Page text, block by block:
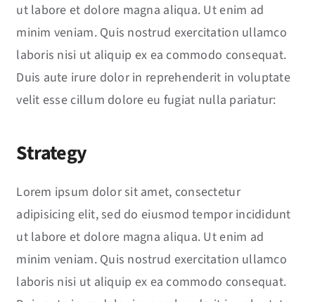
Jobs
Contact
EN
ut labore et dolore magna aliqua. Ut enim ad
minim veniam. Quis nostrud exercitation ullamco
laboris nisi ut aliquip ex ea commodo consequat.
Duis aute irure dolor in reprehenderit in voluptate
velit esse cillum dolore eu fugiat nulla pariatur:
Strategy
Lorem ipsum dolor sit amet, consectetur
adipisicing elit, sed do eiusmod tempor incididunt
ut labore et dolore magna aliqua. Ut enim ad
minim veniam. Quis nostrud exercitation ullamco
laboris nisi ut aliquip ex ea commodo consequat.